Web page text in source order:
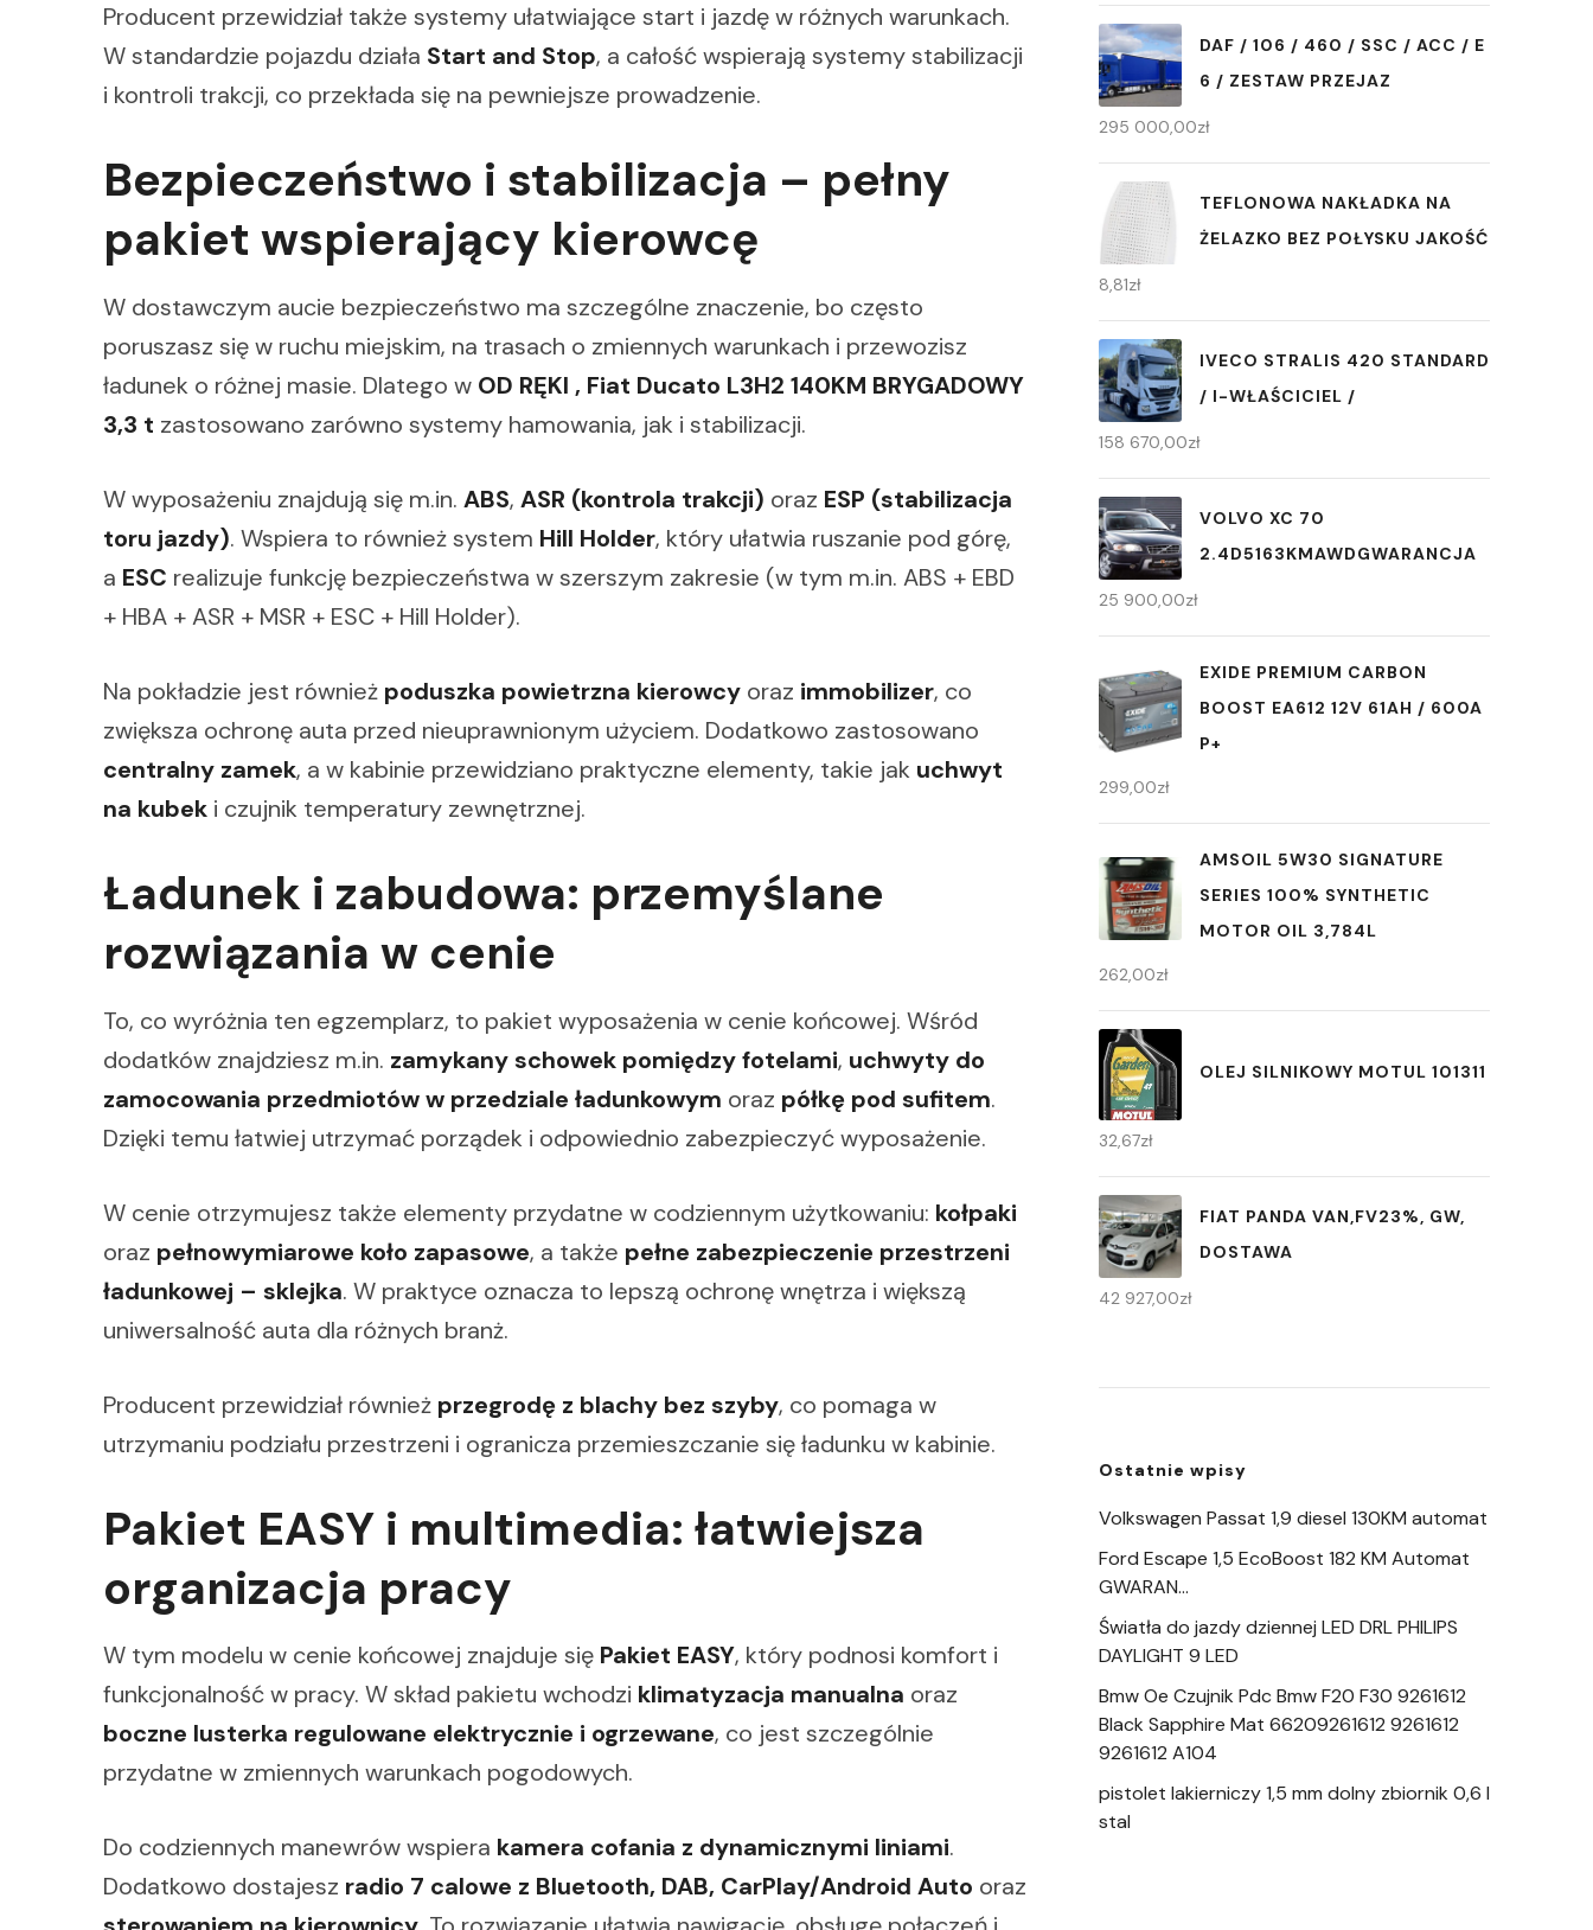
Producent przewidział także systemy ułatwiające start i jazdę w różnych warunkach.
W standardzie pojazdu działa Start and Stop, a całość wspierają systemy stabilizacji
i kontroli trakcji, co przekłada się na pewniejsze prowadzenie.
Bezpieczeństwo i stabilizacja – pełny
pakiet wspierający kierowcę
W dostawczym aucie bezpieczeństwo ma szczególne znaczenie, bo często
poruszasz się w ruchu miejskim, na trasach o zmiennych warunkach i przewozisz
ładunek o różnej masie. Dlatego w OD RĘKI , Fiat Ducato L3H2 140KM BRYGADOWY
3,3 t zastosowano zarówno systemy hamowania, jak i stabilizacji.
W wyposażeniu znajdują się m.in. ABS, ASR (kontrola trakcji) oraz ESP (stabilizacja
toru jazdy). Wspiera to również system Hill Holder, który ułatwia ruszanie pod górę,
a ESC realizuje funkcję bezpieczeństwa w szerszym zakresie (w tym m.in. ABS + EBD
+ HBA + ASR + MSR + ESC + Hill Holder).
Na pokładzie jest również poduszka powietrzna kierowcy oraz immobilizer, co
zwiększa ochronę auta przed nieuprawnionym użyciem. Dodatkowo zastosowano
centralny zamek, a w kabinie przewidziano praktyczne elementy, takie jak uchwyt
na kubek i czujnik temperatury zewnętrznej.
Ładunek i zabudowa: przemyślane
rozwiązania w cenie
To, co wyróżnia ten egzemplarz, to pakiet wyposażenia w cenie końcowej. Wśród
dodatków znajdziesz m.in. zamykany schowek pomiędzy fotelami, uchwyty do
zamocowania przedmiotów w przedziale ładunkowym oraz półkę pod sufitem.
Dzięki temu łatwiej utrzymać porządek i odpowiednio zabezpieczyć wyposażenie.
W cenie otrzymujesz także elementy przydatne w codziennym użytkowaniu: kołpaki
oraz pełnowymiarowe koło zapasowe, a także pełne zabezpieczenie przestrzeni
ładunkowej – sklejka. W praktyce oznacza to lepszą ochronę wnętrza i większą
uniwersalność auta dla różnych branż.
Producent przewidział również przegrodę z blachy bez szyby, co pomaga w
utrzymaniu podziału przestrzeni i ogranicza przemieszczanie się ładunku w kabinie.
Pakiet EASY i multimedia: łatwiejsza
organizacja pracy
W tym modelu w cenie końcowej znajduje się Pakiet EASY, który podnosi komfort i
funkcjonalność w pracy. W skład pakietu wchodzi klimatyzacja manualna oraz
boczne lusterka regulowane elektrycznie i ogrzewane, co jest szczególnie
przydatne w zmiennych warunkach pogodowych.
Do codziennych manewrów wspiera kamera cofania z dynamicznymi liniami.
Dodatkowo dostajesz radio 7 calowe z Bluetooth, DAB, CarPlay/Android Auto oraz
DAF / 106 / 460 / SSC / ACC / E
6 / ZESTAW PRZEJAZ
295 000,00zł
TEFLONOWA NAKŁADKA NA
ŻELAZKO BEZ POŁYSKU JAKOŚĆ
8,81zł
IVECO STRALIS 420 STANDARD
/ I-WŁAŚCICIEL /
158 670,00zł
VOLVO XC 70
2.4D5163KMAWDGWARANCJA
25 900,00zł
EXIDE PREMIUM CARBON
BOOST EA612 12V 61AH / 600A
P+
299,00zł
AMSOIL 5W30 SIGNATURE
SERIES 100% SYNTHETIC
MOTOR OIL 3,784L
262,00zł
OLEJ SILNIKOWY MOTUL 101311
32,67zł
FIAT PANDA VAN,FV23%, GW,
DOSTAWA
42 927,00zł
Ostatnie wpisy
Volkswagen Passat 1,9 diesel 130KM automat
Ford Escape 1,5 EcoBoost 182 KM Automat
GWARAN…
Światła do jazdy dziennej LED DRL PHILIPS
DAYLIGHT 9 LED
Bmw Oe Czujnik Pdc Bmw F20 F30 9261612
Black Sapphire Mat 66209261612 9261612
9261612 A104
pistolet lakierniczy 1,5 mm dolny zbiornik 0,6 l
stal